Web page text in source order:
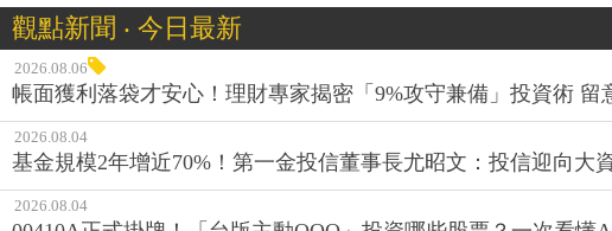
觀點新聞 ‧ 今日最新
2026.08.06
帳面獲利落袋才安心！理財專家揭密「9%攻守兼備」投資術 留
2026.08.04
基金規模2年增近70%！第一金投信董事長尤昭文：投信迎向大
2026.08.04